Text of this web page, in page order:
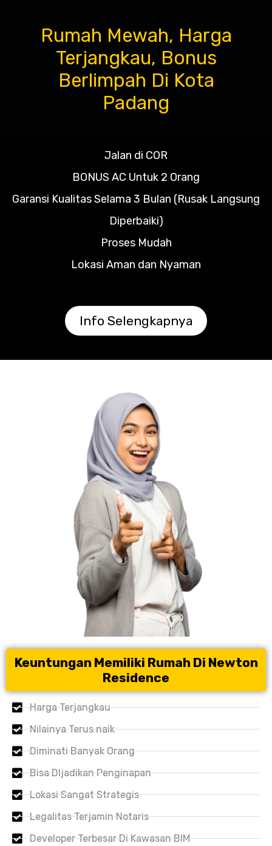
Rumah Mewah, Harga
Terjangkau, Bonus
Berlimpah Di Kota
Padang
Jalan di COR
BONUS AC Untuk 2 Orang
Garansi Kualitas Selama 3 Bulan (Rusak Langsung
Diperbaiki)
Proses Mudah
Lokasi Aman dan Nyaman
Info Selengkapnya
Keuntungan Memiliki Rumah Di Newton
Residence
Harga Terjangkau
Nilainya Terus naik
Diminati Banyak Orang
Bisa DIjadikan Penginapan
Lokasi Sangat Strategis
Legalitas Terjamin Notaris
Developer Terbesar Di Kawasan BIM